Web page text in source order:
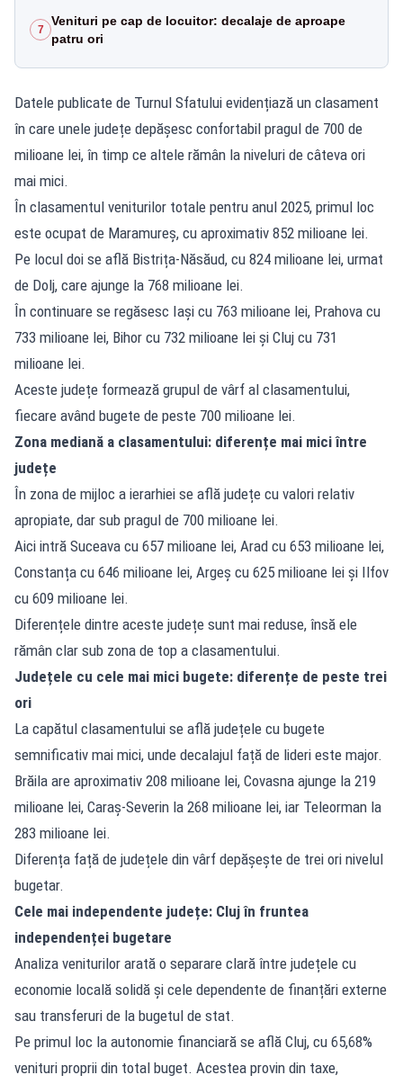
7
Venituri pe cap de locuitor: decalaje de aproape
patru ori
Datele publicate de Turnul Sfatului evidențiază un clasament
în care unele județe depășesc confortabil pragul de 700 de
milioane lei, în timp ce altele rămân la niveluri de câteva ori
mai mici.
În clasamentul veniturilor totale pentru anul 2025, primul loc
este ocupat de Maramureș, cu aproximativ 852 milioane lei.
Pe locul doi se află Bistrița-Năsăud, cu 824 milioane lei, urmat
de Dolj, care ajunge la 768 milioane lei.
În continuare se regăsesc Iași cu 763 milioane lei, Prahova cu
733 milioane lei, Bihor cu 732 milioane lei și Cluj cu 731
milioane lei.
Aceste județe formează grupul de vârf al clasamentului,
fiecare având bugete de peste 700 milioane lei.
Zona mediană a clasamentului: diferențe mai mici între
județe
În zona de mijloc a ierarhiei se află județe cu valori relativ
apropiate, dar sub pragul de 700 milioane lei.
Aici intră Suceava cu 657 milioane lei, Arad cu 653 milioane lei,
Constanța cu 646 milioane lei, Argeș cu 625 milioane lei și Ilfov
cu 609 milioane lei.
Diferențele dintre aceste județe sunt mai reduse, însă ele
rămân clar sub zona de top a clasamentului.
Județele cu cele mai mici bugete: diferențe de peste trei
ori
La capătul clasamentului se află județele cu bugete
semnificativ mai mici, unde decalajul față de lideri este major.
Brăila are aproximativ 208 milioane lei, Covasna ajunge la 219
milioane lei, Caraș-Severin la 268 milioane lei, iar Teleorman la
283 milioane lei.
Diferența față de județele din vârf depășește de trei ori nivelul
bugetar.
Cele mai independente județe: Cluj în fruntea
independenței bugetare
Analiza veniturilor arată o separare clară între județele cu
economie locală solidă și cele dependente de finanțări externe
sau transferuri de la bugetul de stat.
Pe primul loc la autonomie financiară se află Cluj, cu 65,68%
venituri proprii din total buget. Acestea provin din taxe,